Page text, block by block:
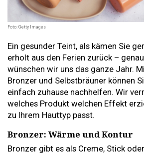
Foto: Getty Images
Ein gesunder Teint, als kämen Sie
erholt aus den Ferien zurück –
wünschen wir uns das ganze Jahr.
Bronzer und Selbstbräuner können
einfach zuhause nachhelfen. Wir
welches Produkt welchen Effekt
zu Ihrem Hauttyp passt.
Bronzer: Wärme und Kontur
Bronzer gibt es als Creme, Stick